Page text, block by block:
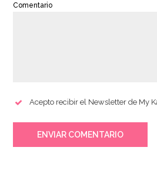
Comentario
Acepto recibir el Newsletter de My
ENVIAR COMENTARIO